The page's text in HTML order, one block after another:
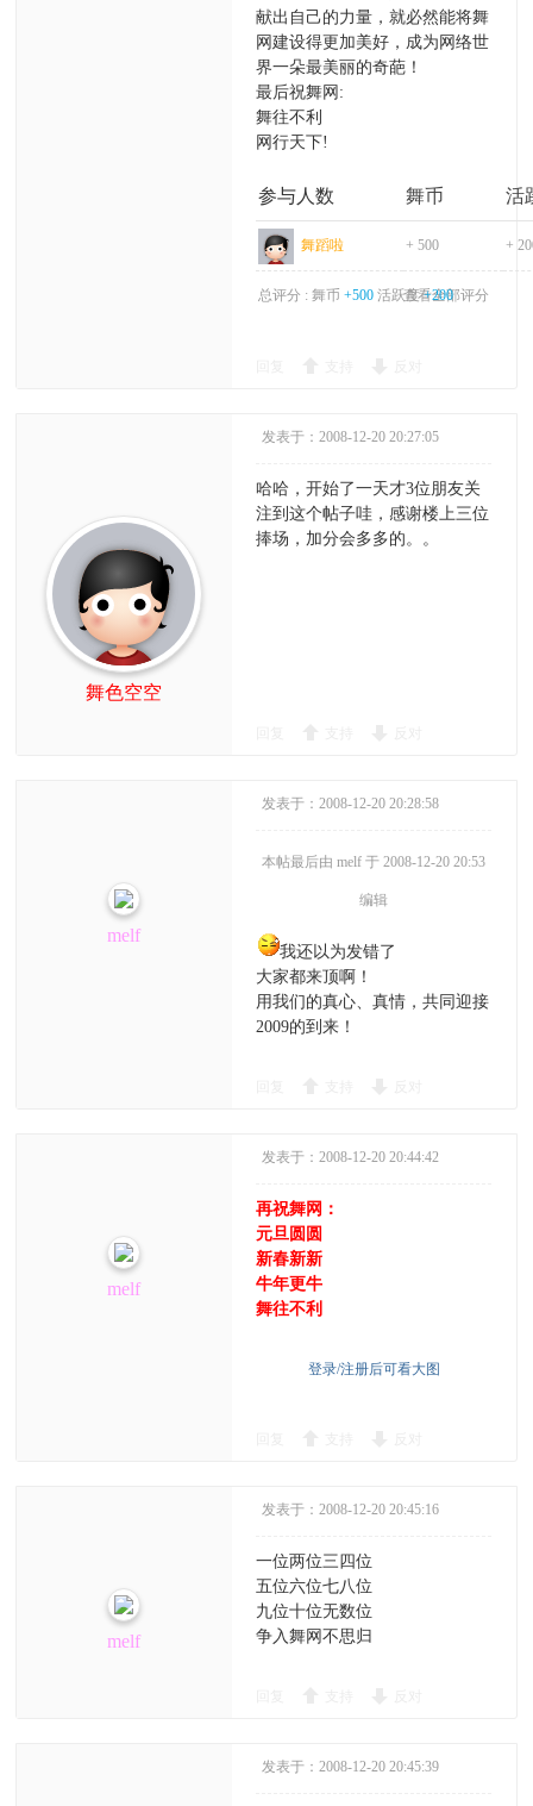
献出自己的力量，就必然能将舞
网建设得更加美好，成为网络世
界一朵最美丽的奇葩！
最后祝舞网:
舞往不利
网行天下!
参与人数 舞币 活
舞蹈啦 + 500 +
查看全部评分
总评分 :舞币+500 活跃度+200
舞色空空
发表于：2008-12-20 20:27:05
哈哈，开始了一天才3位朋友关
注到这个帖子哇，感谢楼上三位
捧场，加分会多多的。。
melf
发表于：2008-12-20 20:28:58
本帖最后由 melf 于 2008-12-20 20:53
编辑
我还以为发错了
大家都来顶啊！
用我们的真心、真情，共同迎接
2009的到来！
melf
发表于：2008-12-20 20:44:42
再祝舞网：
元旦圆圆
新春新新
牛年更牛
舞往不利
登录/注册后可看大图
melf
发表于：2008-12-20 20:45:16
一位两位三四位
五位六位七八位
九位十位无数位
争入舞网不思归
发表于：2008-12-20 20:45:39